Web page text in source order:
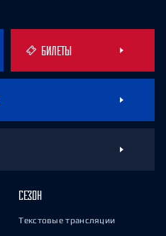
БИЛЕТЫ
СЕЗОН
Текстовые трансляции